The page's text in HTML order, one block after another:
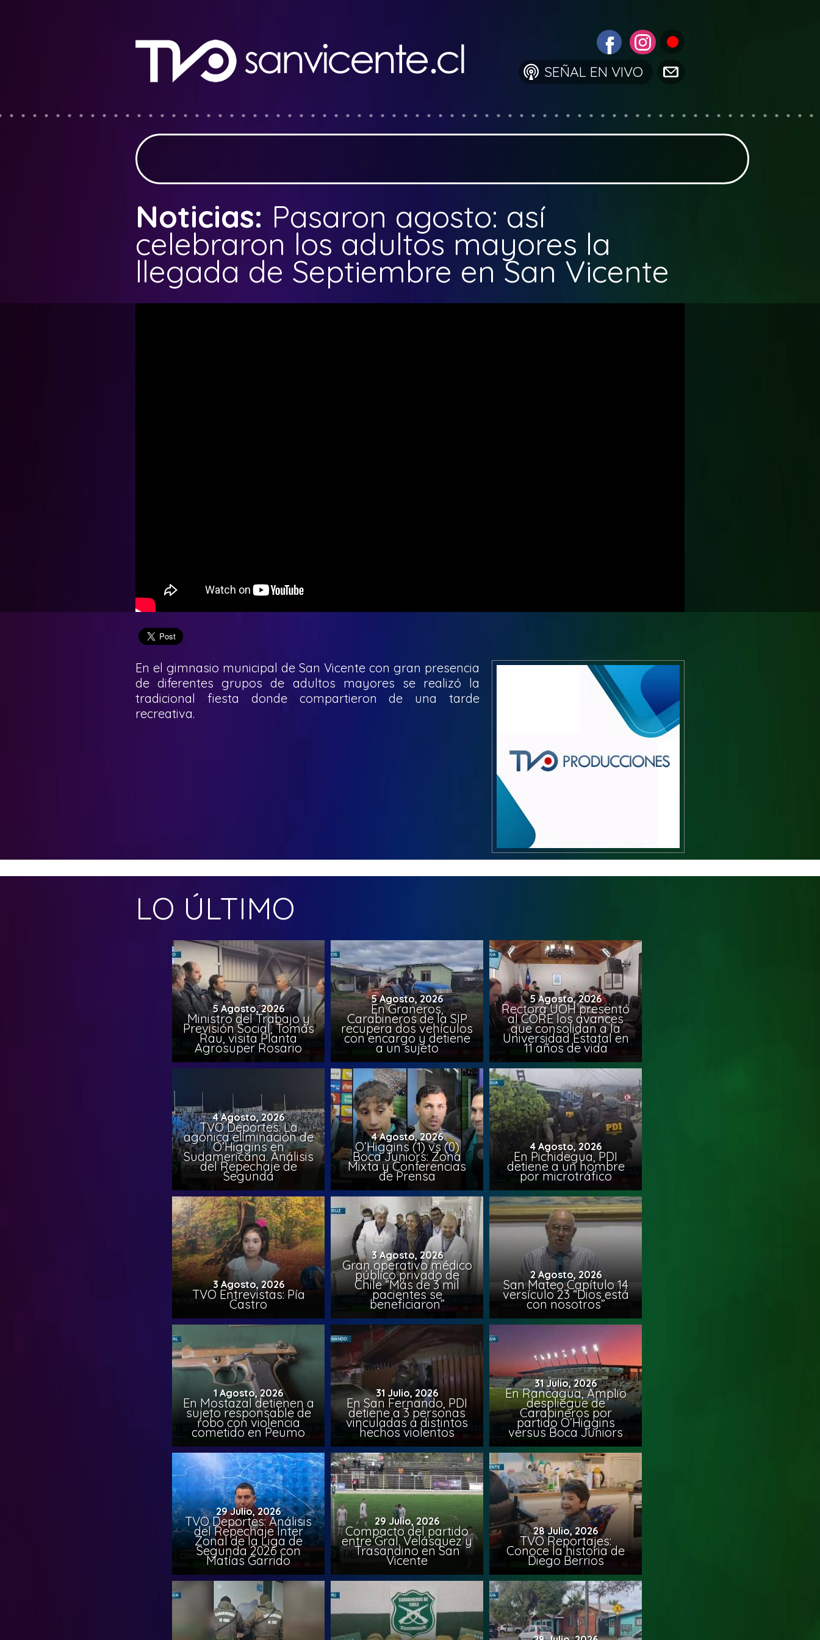
SEÑAL EN VIVO
Noticias: Pasaron agosto: así
celebraron los adultos mayores la
llegada de Septiembre en San Vicente
En el gimnasio municipal de San Vicente con gran presencia
de diferentes grupos de adultos mayores se realizó la
tradicional fiesta donde compartieron de una tarde
recreativa.
LO ÚLTIMO
5 Agosto, 2026
Ministro del Trabajo y
Previsión Social, Tomás
Rau, visita Planta
Agrosuper Rosario
5 Agosto, 2026
En Graneros,
Carabineros de la SIP
recupera dos vehículos
con encargo y detiene
a un sujeto
5 Agosto, 2026
Rectora UOH presentó
al CORE los avances
que consolidan a la
Universidad Estatal en
11 años de vida
4 Agosto, 2026
TVO Deportes: La
agónica eliminación de
O’Higgins en
Sudamericana. Análisis
del Repechaje de
Segunda
4 Agosto, 2026
O’Higgins (1) vs (0)
Boca Juniors: Zona
Mixta y Conferencias
de Prensa
4 Agosto, 2026
En Pichidegua, PDI
detiene a un hombre
por microtráfico
3 Agosto, 2026
TVO Entrevistas: Pía
Castro
3 Agosto, 2026
Gran operativo médico
público privado de
Chile “Más de 3 mil
pacientes se
beneficiaron”
2 Agosto, 2026
San Mateo Capítulo 14
versículo 23 “Dios está
con nosotros”
1 Agosto, 2026
En Mostazal detienen a
sujeto responsable de
robo con violencia
cometido en Peumo
31 Julio, 2026
En San Fernando, PDI
detiene a 3 personas
vinculadas a distintos
hechos violentos
31 Julio, 2026
En Rancagua, Amplio
despliegue de
Carabineros por
partido O’Higgins
versus Boca Juniors
29 Julio, 2026
TVO Deportes: Análisis
del Repechaje Inter
Zonal de la Liga de
Segunda 2026 con
Matías Garrido
29 Julio, 2026
Compacto del partido
entre Gral. Velásquez y
Trasandino en San
Vicente
28 Julio, 2026
TVO Reportajes:
Conoce la historia de
Diego Berrios